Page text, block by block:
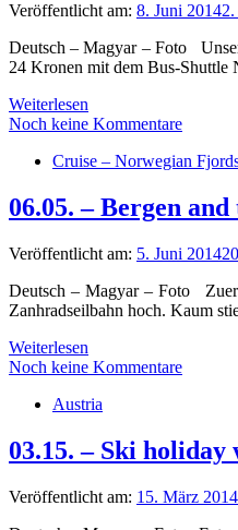
Veröffentlicht am: 8. Juni 2014
Deutsch – Magyar – Foto
24 Kronen mit dem Bus-
Weiterlesen
Noch keine Kommentare
Cruise – Norwegian
06.05. – Bergen
Veröffentlicht am: 5. Juni 2014
Deutsch – Magyar – Foto
Zanhradseilbahn hoch. Kaum
Weiterlesen
Noch keine Kommentare
Austria
03.15. – Ski
Veröffentlicht am: 15. März 2014